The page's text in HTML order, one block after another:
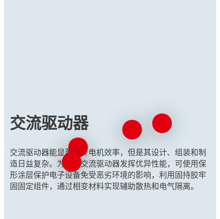
交流驱动器
交流驱动器能显著提升电机效率，但是其设计、组装和制
造日益复杂。为确保交流驱动器发挥优异性能，可使用保
形涂层保护电子设备免受恶劣环境的影响，利用固持胶牢
固固定组件，通过相变材料实现辅助散热和电气隔离。